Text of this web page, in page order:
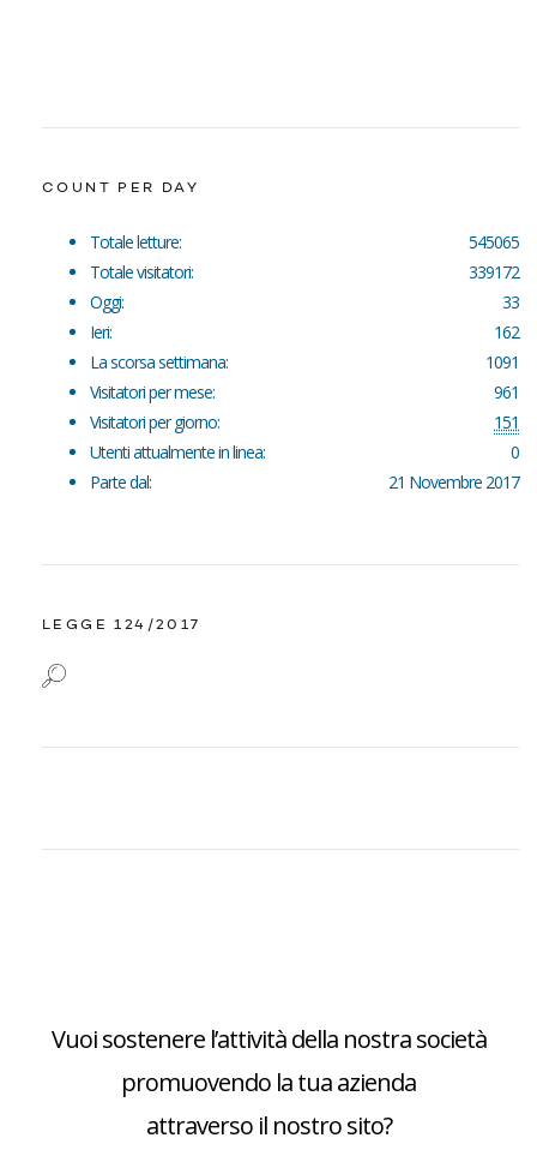
COUNT PER DAY
545065
Totale letture:
339172
Totale visitatori:
33
Oggi:
162
Ieri:
1091
La scorsa settimana:
961
Visitatori per mese:
151
Visitatori per giorno:
0
Utenti attualmente in linea:
21 Novembre 2017
Parte dal:
LEGGE 124/2017
Vuoi sostenere l’attività della nostra società
promuovendo la tua azienda
attraverso il nostro sito?